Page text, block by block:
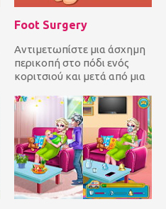
Foot Surgery
Αντιμετωπίστε μια άσχημη
περικοπή στο πόδι ενός
κοριτσιού και μετά από μια
θεραπεύεται...